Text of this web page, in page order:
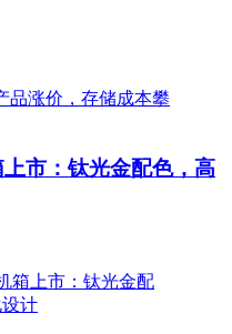
市：钛光金配色，高